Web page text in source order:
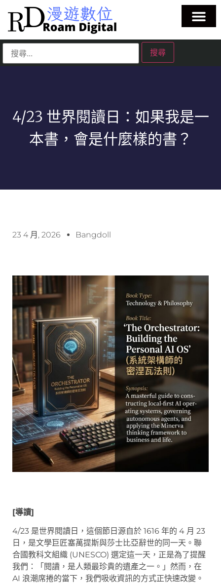
4/23 世界閱讀日：如果我是一
本書，會是什麼樣的書？
23 4 月, 2026 Bangdoll
[導讀]
4/23 是世界閱讀日，這個節日源自於 1616 年的 4 月 23
日，是文學巨匠塞萬提斯與莎士比亞辭世的同一天。聯
合國教科文組織 (UNESCO) 選定這一天，正是為了提醒
我們：「閱讀，是人類最珍貴的遺產之一。」然而，在
AI 浪潮席捲的當下，我們吸收資訊的方式正快速改變。